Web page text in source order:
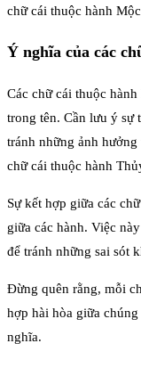
chữ cái thuộc hành
Ý nghĩa của các
Các chữ cái thuộc
trong tên. Cần lưu ý sự
tránh những ảnh
chữ cái thuộc hành
Sự kết hợp giữa các
giữa các hành. Việc
để tránh những sai sót
Đừng quên rằng, mỗi
hợp hài hòa giữa
nghĩa.